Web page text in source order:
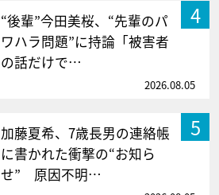
4
“後輩”今田美桜、“先輩のパ
ワハラ問題”に持論「被害者
の話だけで…
2026.08.05
5
加藤夏希、7歳長男の連絡帳
に書かれた衝撃の“お知ら
せ” 原因不明…